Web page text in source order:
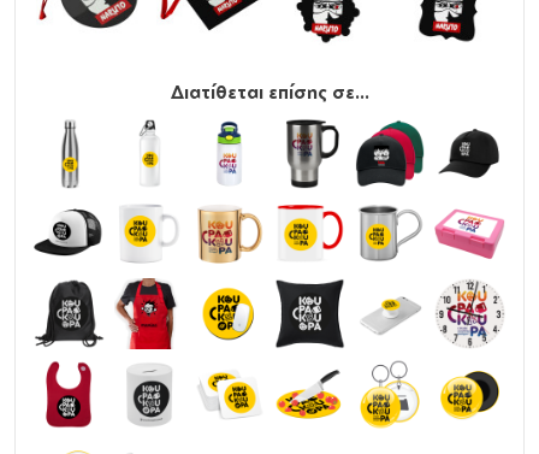
Διατίθεται επίσης σε...